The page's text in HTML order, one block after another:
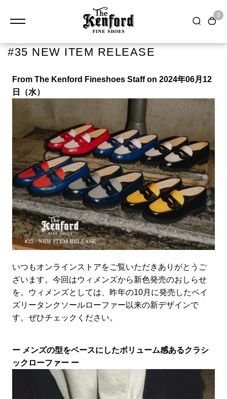
0
#35 NEW ITEM RELEASE
From The Kenford Fineshoes Staff on 2024年06月12
日（水）
いつもオンラインストアをご覧いただきありがとうご
ざいます。今回はウィメンズから新色発売のおしらせ
を。ウィメンズとしては、昨年の10月に発売したペイ
ズリータンクソールローファー以来の新デザインで
す。ぜひチェックください。
ー メンズの型をベースにしたボリューム感あるクラシ
ックローファー ー